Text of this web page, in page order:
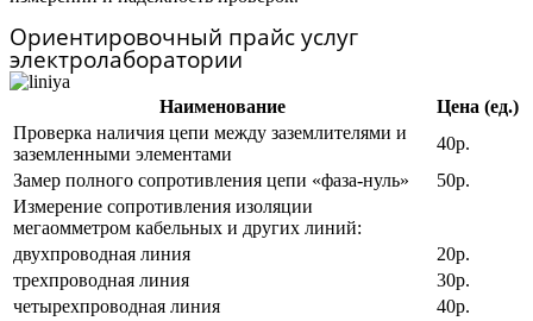
Ориентировочный прайс услуг
электролаборатории
Наименование
Цена (ед.)
Проверка наличия цепи между заземлителями и
заземленными элементами
40р.
Замер полного сопротивления цепи «фаза-нуль»
50р.
Измерение сопротивления изоляции
мегаомметром кабельных и других линий:
двухпроводная линия
20р.
трехпроводная линия
30р.
четырехпроводная линия
40р.